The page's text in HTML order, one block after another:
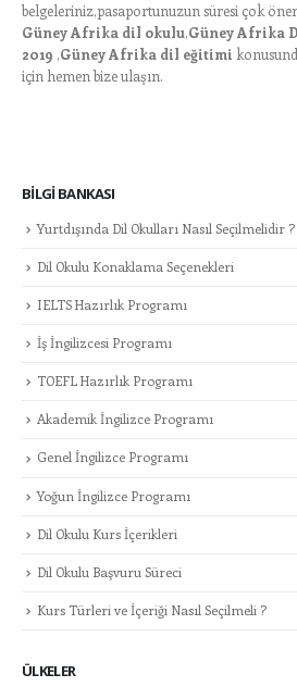
belgeleriniz,pasaportunuzun süresi çok
Güney Afrika dil okulu,Güney Afrika
2019 ,Güney Afrika dil eğitimi
için hemen bize ulaşın.
BILGI BANKASI
Yurtdışında Dil Okulları Nasıl Seçilmelidir ?
Dil Okulu Konaklama Seçenekleri
IELTS Hazırlık Programı
İş İngilizcesi Programı
TOEFL Hazırlık Programı
Akademik İngilizce Programı
Genel İngilizce Programı
Yoğun İngilizce Programı
Dil Okulu Kurs İçerikleri
Dil Okulu Başvuru Süreci
Kurs Türleri ve İçeriği Nasıl Seçilmeli ?
ÜLKELER